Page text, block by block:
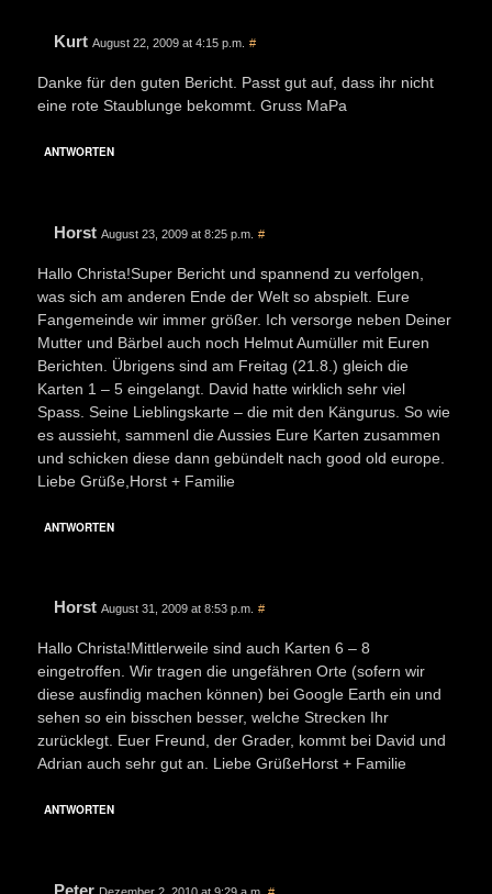
Kurt August 22, 2009 at 4:15 p.m. #
Danke für den guten Bericht. Passt gut auf, dass ihr nicht
eine rote Staublunge bekommt. Gruss MaPa
ANTWORTEN
Horst August 23, 2009 at 8:25 p.m. #
Hallo Christa!Super Bericht und spannend zu verfolgen,
was sich am anderen Ende der Welt so abspielt. Eure
Fangemeinde wir immer größer. Ich versorge neben Deiner
Mutter und Bärbel auch noch Helmut Aumüller mit Euren
Berichten. Übrigens sind am Freitag (21.8.) gleich die
Karten 1 – 5 eingelangt. David hatte wirklich sehr viel
Spass. Seine Lieblingskarte – die mit den Kängurus. So wie
es aussieht, sammenl die Aussies Eure Karten zusammen
und schicken diese dann gebündelt nach good old europe.
Liebe Grüße,Horst + Familie
ANTWORTEN
Horst August 31, 2009 at 8:53 p.m. #
Hallo Christa!Mittlerweile sind auch Karten 6 – 8
eingetroffen. Wir tragen die ungefähren Orte (sofern wir
diese ausfindig machen können) bei Google Earth ein und
sehen so ein bisschen besser, welche Strecken Ihr
zurücklegt. Euer Freund, der Grader, kommt bei David und
Adrian auch sehr gut an. Liebe GrüßeHorst + Familie
ANTWORTEN